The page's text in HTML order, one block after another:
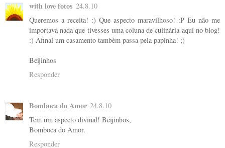
with love fotos 24.8.10
Queremos a receita! :) Que aspecto maravilhoso! :P Eu não me
importava nada que tivesses uma coluna de culinária aqui no blog!
:) Afinal um casamento também passa pela papinha! ;)
Beijinhos
Responder
Bomboca do Amor 24.8.10
Tem um aspecto divinal! Beijinhos,
Bomboca do Amor.
Responder